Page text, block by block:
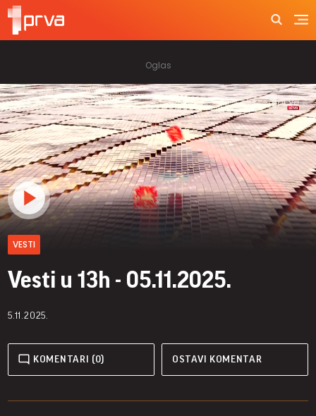
VESTI
Vesti u 13h - 05.11.2025.
5.11.2025.
KOMENTARI (0) OSTAVI KOMENTAR